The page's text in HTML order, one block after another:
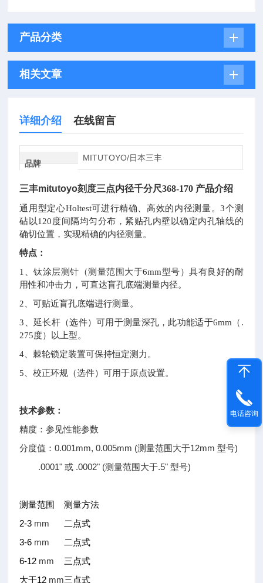
产品分类
相关文章
详细介绍 在线留言
品牌
MITUTOYO/日本三丰
三丰mitutoyo刻度三点内径千分尺368-170 产品介绍
通用型定心Holtest可进行精确、高效的内径测量。3个测
砧以120度间隔均匀分布，紧贴孔内壁以确定内孔轴线的
确切位置，实现精确的内径测量。
特点：
1
、钛涂层测针（测量范围大于6mm型号）具有良好的耐
用性和冲击力，可直达盲孔底端测量内径。
2 、可贴近盲孔底端进行测量。
3 、延长杆（选件）可用于测量深孔，此功能适于6mm（.
275度）以上型。
4 、棘轮锁定装置可保持恒定测力。
5 、校正环规（选件）可用于原点设置。
技术参数：
精度：参见性能参数
分度值：0.001mm, 0.005mm (测量范围大于12mm型号)
.0001"或 .0002" (测量范围大于.5"型号)
测量范围 测量方法
2-3 mm 二点式
3-6 mm 二点式
6-12 mm
三点式
大于12 mm三点式
电话咨询